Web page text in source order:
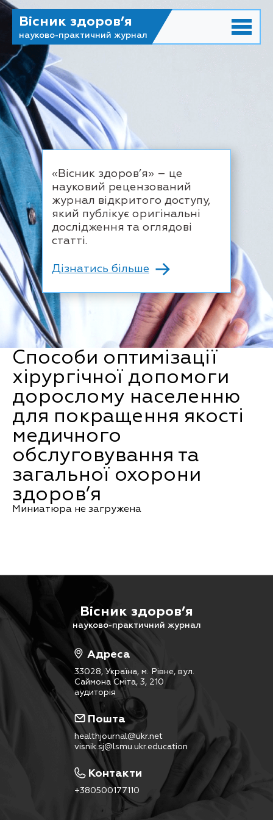
Вісник здоров’я
науково-практичний журнал
«Вісник здоров’я» – це
науковий рецензований
журнал відкритого доступу,
який публікує оригінальні
дослідження та оглядові
статті.
Дізнатись більше
Способи оптимізації
хірургічної допомоги
дорослому населенню
для покращення якості
медичного
обслуговування та
загальної охорони
здоров’я
Миниатюра не загружена
Вісник здоров’я
науково-практичний журнал
Адреса
33028, Україна, м. Рівне, вул.
Саймона Сміта, 3, 210
аудиторія
Пошта
healthjournal@ukr.net
visnik.sj@lsmu.ukr.education
Контакти
+380500177110